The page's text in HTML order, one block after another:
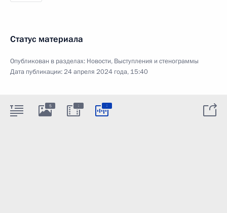
Статус материала
Опубликован в разделах: Новости, Выступления и стенограммы
Дата публикации:24 апреля 2024 года, 15:40
5 : :